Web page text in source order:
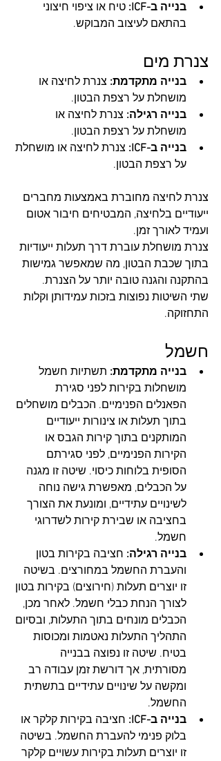
בנייה ב-ICF:
טיח או ציפוי חיצוני
בהתאם לעיצוב המבוקש.
צנרת מים
בנייה מתקדמת: צנרת לחיצה או
מושחלת על רצפת הבטון.
בנייה רגילה: צנרת לחיצה או
מושחלת על רצפת הבטון.
בנייה ב-ICF:
צנרת לחיצה או מושחלת
על רצפת הבטון.
צנרת לחיצה מחוברת באמצעות מחברים
ייעודיים בלחיצה, המבטיחים חיבור אטום
ועמיד לאורך זמן.
צנרת מושחלת עוברת דרך תעלות ייעודיות
בתוך שכבת הבטון, מה שמאפשר גמישות
בהתקנה והגנה טובה יותר על הצנרת.
שתי השיטות נפוצות בזכות עמידותן וקלות
התחזוקה.
חשמל
בנייה מתקדמת: תשתיות חשמל
מושחלות בקירות לפני סגירת
הפאנלים הפנימיים. הכבלים מושחלים
בתוך תעלות או צינורות ייעודיים
המותקנים בתוך קירות הגבס או
הקירות הפנימיים, לפני סגירתם
הסופית בלוחות כיסוי. שיטה זו מגנה
על הכבלים, מאפשרת גישה נוחה
לשינויים עתידיים, ומונעת את הצורך
בחציבה או שבירת קירות לשדרוגי
חשמל.
בנייה רגילה: חציבה בקירות בטון
והעברת החשמל במחורצים. בשיטה
זו יוצרים תעלות (חירוצים) בקירות בטון
לצורך הנחת כבלי חשמל. לאחר מכן,
הכבלים מונחים בתוך התעלות, ובסיום
התהליך התעלות נאטמות ומכוסות
בטיח. שיטה זו נפוצה בבנייה
מסורתית, אך דורשת זמן עבודה רב
ומקשה על שינויים עתידיים בתשתית
החשמל.
בנייה ב-ICF:
חציבה בקירות קלקר או
בלוק פנימי להעברת החשמל. בשיטה
זו יוצרים תעלות בקירות עשויים קלקר